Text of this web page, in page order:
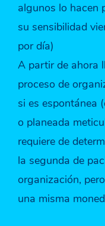
algunos lo hacen
su sensibilidad
por día)
A partir de ahora
proceso de
si es espontánea
o planeada
requiere de
la segunda de
organización,
una misma